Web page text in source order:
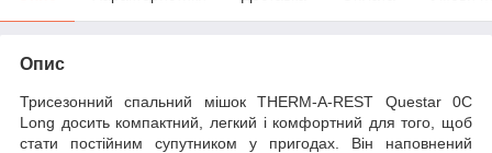
Опис
Трисезонний спальний мішок THERM-A-REST Questar 0C
Long досить компактний, легкий і комфортний для того, щоб
стати постійним супутником у пригодах. Він наповнений